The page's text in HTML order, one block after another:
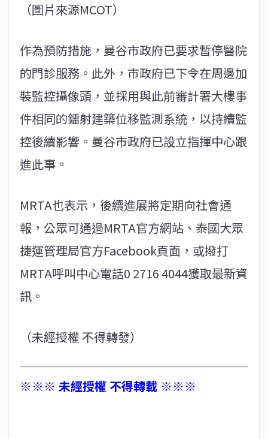
（圖片來源MCOT）
作為預防措施，曼谷市政府已要求暫停醫院
的門診服務。此外，市政府已下令在周邊加
裝監控攝像頭，並採用與此前審計署大樓事
件相同的鐳射建築位移監測系統，以持續監
控後續影響。曼谷市政府已設立指揮中心跟
進此事。
MRTA也表示，後續進展將定期向社會通
報，公眾可通過MRTA官方網站、泰國大眾
捷運管理局官方Facebook頁面，或撥打
MRTA呼叫中心電話0 2716 4044獲取最新資
訊。
（未經授權 不得轉發）
※※※ 未經授權 不得轉載 ※※※